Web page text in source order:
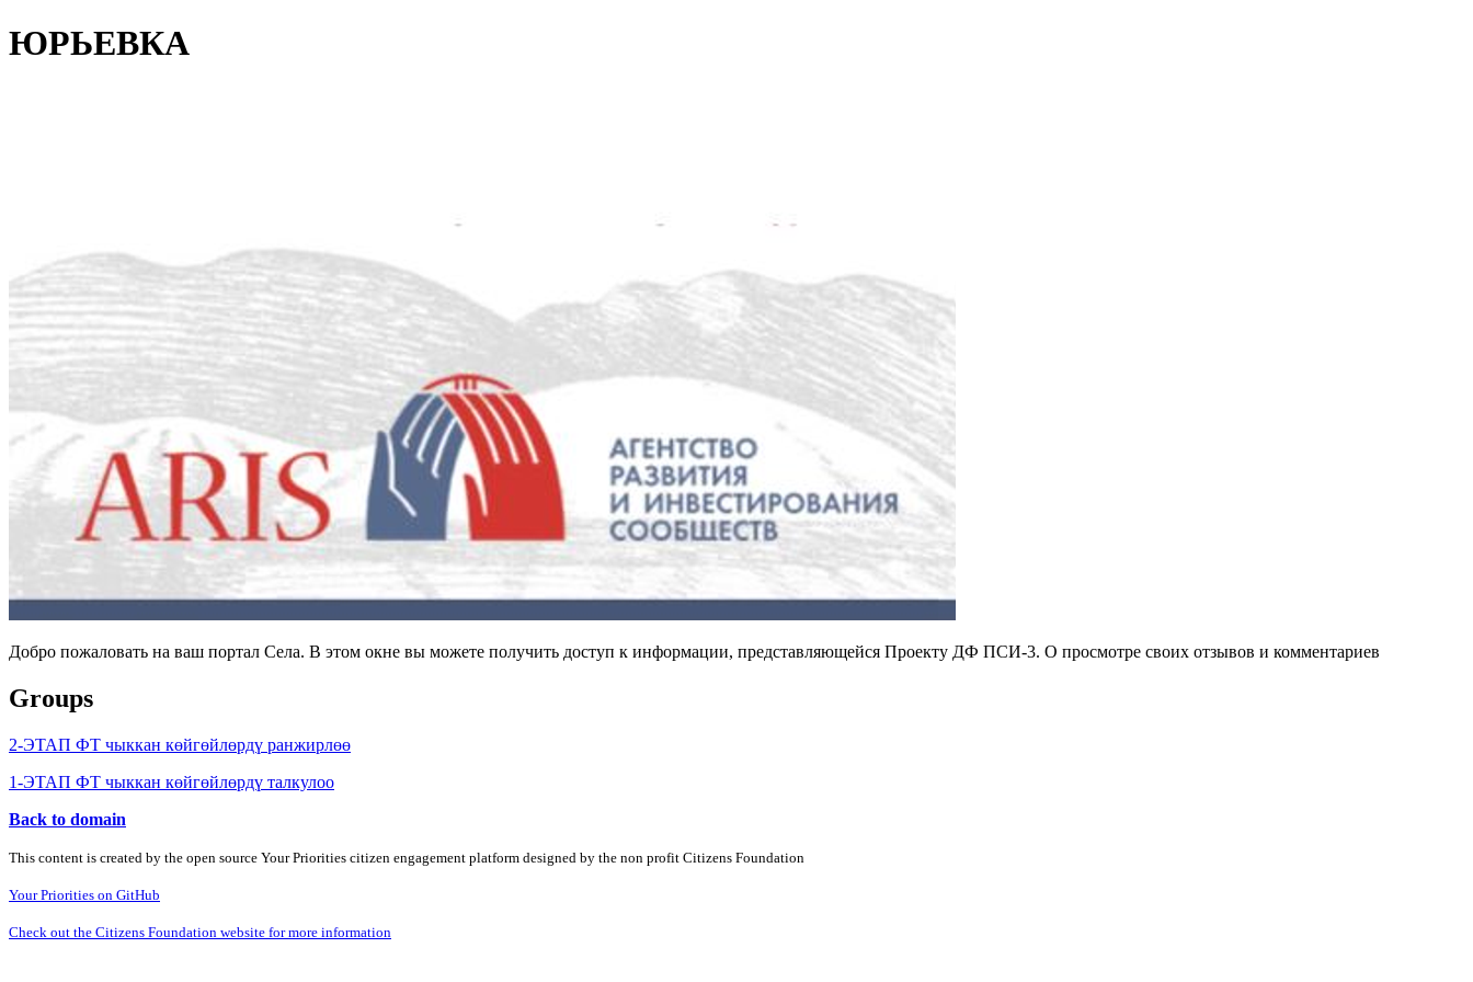
ЮРЬЕВКА
Добро пожаловать на ваш портал Села. В этом окне вы можете получить доступ к информации, представляющейся Проекту ДФ ПСИ-3. О просмотре своих отзывов и комментариев
Groups
2-ЭТАП ФТ чыккан көйгөйлөрдү ранжирлөө
1-ЭТАП ФТ чыккан көйгөйлөрдү талкулоо
Back to domain
This content is created by the open source Your Priorities citizen engagement platform designed by the non profit Citizens Foundation
Your Priorities on GitHub
Check out the Citizens Foundation website for more information